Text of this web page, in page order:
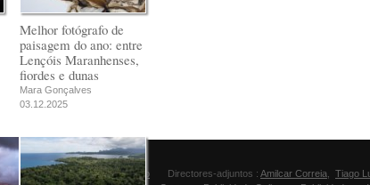
Melhor fotógrafo de
paisagem do ano: entre
Lençóis Maranhenses,
fiordes e dunas
Mara Gonçalves
03.12.2025
Director:Manuel Carvalho Directores-adjuntos : Amilcar Correia
Tiago